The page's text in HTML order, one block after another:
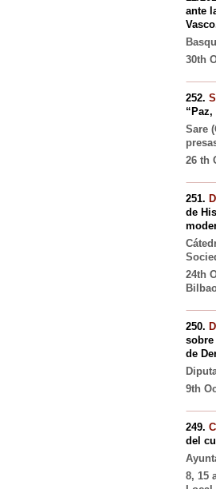
ante
30th
252.
Sare
26 th
251.
de
24th
250.
de
9th
249.
del
8, 15